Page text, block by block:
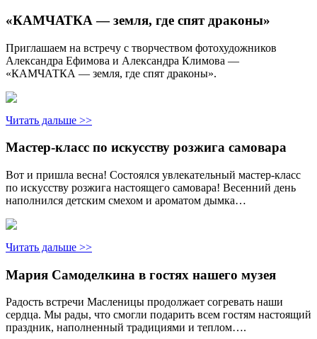
«КАМЧАТКА — земля, где спят драконы»
Приглашаем на встречу с творчеством фотохудожников
Александра Ефимова и Александра Климова —
«КАМЧАТКА — земля, где спят драконы».
Читать дальше >>
Мастер-класс по искусству розжига самовара
Вот и пришла весна! Состоялся увлекательный мастер-класс
по искусству розжига настоящего самовара! Весенний день
наполнился детским смехом и ароматом дымка…
Читать дальше >>
Мария Самоделкина в гостях нашего музея
Радость встречи Масленицы продолжает согревать наши
сердца. Мы рады, что смогли подарить всем гостям настоящий
праздник, наполненный традициями и теплом….